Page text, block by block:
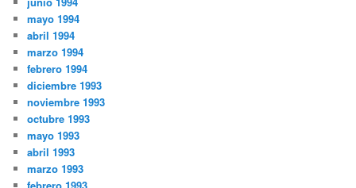
mayo 1994
abril 1994
marzo 1994
febrero 1994
diciembre 1993
noviembre 1993
octubre 1993
mayo 1993
abril 1993
marzo 1993